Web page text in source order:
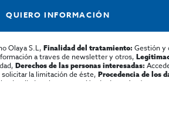
QUIERO INFORMACIÓN
Olaya S.L, Finalidad del tratamiento: Gestión y
a traves de newsletter y otros,
Derechos de las personas interesadas:
la limitación de éste, Procedencia de los
y detallada sobre protección de datos
Aquí.